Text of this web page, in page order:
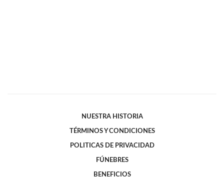
NUESTRA HISTORIA
TÉRMINOS Y CONDICIONES
POLITICAS DE PRIVACIDAD
FÚNEBRES
BENEFICIOS